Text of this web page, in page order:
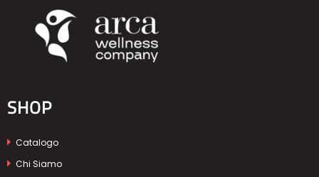
SHOP
Catalogo
Chi Siamo